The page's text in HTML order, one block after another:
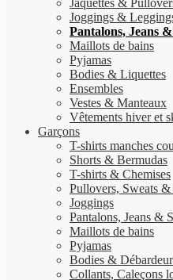
Jaquettes &
Joggings &
Pantalons, Jeans
Maillots de bains
Pyjamas
Bodies & Liquettes
Ensembles
Vestes & Manteaux
Vêtements hiver et
Garçons
T-shirts manches
Shorts & Bermudas
T-shirts & Chemises
Pullovers, Sweats &
Joggings
Pantalons, Jeans &
Maillots de bains
Pyjamas
Bodies &
Collants, Caleçons